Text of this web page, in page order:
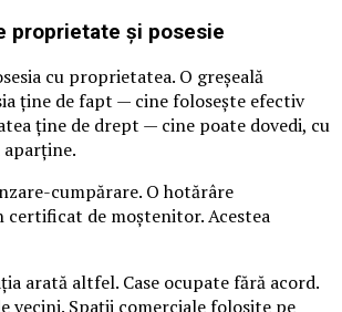
proprietate și posesie
cu proprietatea. O greșeală
ține de fapt — cine folosește efectiv
ține de drept — cine poate dovedi, cu
cumpărare. O hotărâre
certificat de moștenitor. Acestea
arată altfel. Case ocupate fără acord.
vecini. Spații comerciale folosite pe